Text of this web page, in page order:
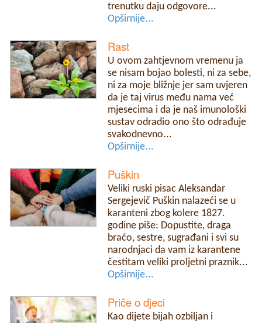
trenutku daju odgovore...
Opširnije...
Rast
U ovom zahtjevnom vremenu ja
se nisam bojao bolesti, ni za sebe,
ni za moje bližnje jer sam uvjeren
da je taj virus među nama već
mjesecima i da je naš imunološki
sustav odradio ono što odrađuje
svakodnevno...
Opširnije...
Puškin
Veliki ruski pisac Aleksandar
Sergejevič Puškin nalazeći se u
karanteni zbog kolere 1827.
godine piše: Dopustite, draga
braćo, sestre, sugrađani i svi su
narodnjaci da vam iz karantene
čestitam veliki proljetni praznik...
Opširnije...
Priče o djeci
Kao dijete bijah ozbiljan i